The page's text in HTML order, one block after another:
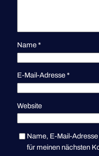
Name*
E-Mail-Adresse*
Website
Name, E-Mail-
für meinen nächsten